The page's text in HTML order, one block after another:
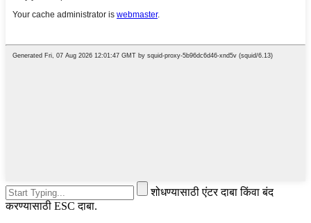
शोधण्यासाठी एंटर दाबा किंवा बंद
करण्यासाठी ESC दाबा.